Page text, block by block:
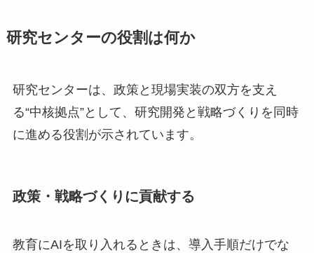
研究センターの役割は何か
研究センターは、政策と現場実装の双方を支え
る“中核拠点”として、研究開発と戦略づくりを同時
に進める役割が示されています。
政策・戦略づくりに貢献する
教育にAIを取り入れるときは、導入手順だけでな